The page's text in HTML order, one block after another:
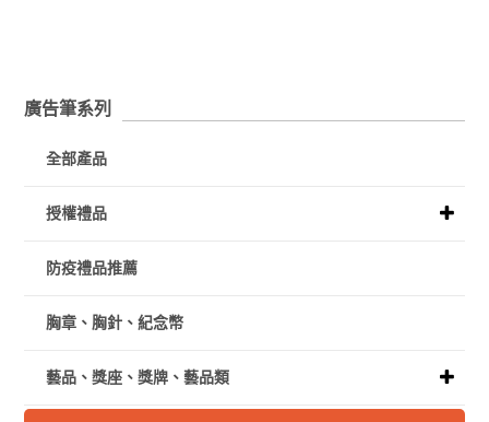
廣告筆系列
全部產品
授權禮品
防疫禮品推薦
胸章、胸針、紀念幣
藝品、獎座、獎牌、藝品類